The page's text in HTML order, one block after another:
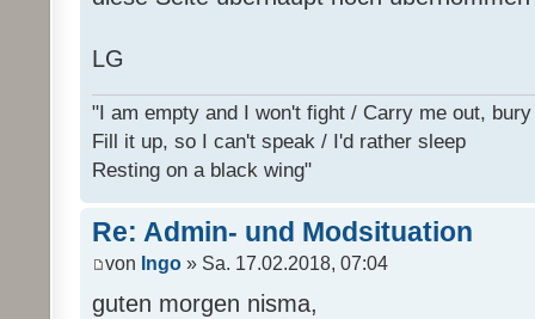
LG
"I am empty and I won't fight / Carry me out,
Fill it up, so I can't speak / I'd rather sleep
Resting on a black wing"
Re: Admin- und Modsituation
von Ingo » Sa. 17.02.2018, 07:04
guten morgen nisma,